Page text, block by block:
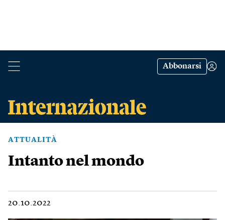
Abbonarsi
ATTUALITÀ
Intanto nel mondo
20.10.2022